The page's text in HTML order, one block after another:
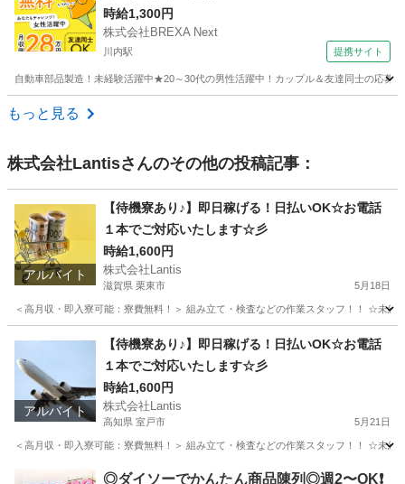
時給1,300円
株式会社BREXA Next
川内駅 提携サイト
自動車部品製造！未経験活躍中★20～30代の男性活躍中！カップル＆友達同士の応
鹿児島 川内駅
もっと見る
株式会社Lantisさんのその他の投稿記事：
アルバイト
【待機寮あり♪】即日稼げる！日払いOK☆お電話
１本でご対応いたします☆彡
時給1,600円
株式会社Lantis
滋賀県 栗東市 5月18日
＜高月収・即入寮可能：寮費無料！＞ 組み立て・検査などの作業スタッフ！！
工場 時給
アルバイト
【待機寮あり♪】即日稼げる！日払いOK☆お電話
１本でご対応いたします☆彡
時給1,600円
株式会社Lantis
高知県 室戸市 5月21日
＜高月収・即入寮可能：寮費無料！＞ 組み立て・検査などの作業スタッフ！！
室戸市 工場 時給
◎ダイソーでかんたん商品陳列◎週2〜OK❗️